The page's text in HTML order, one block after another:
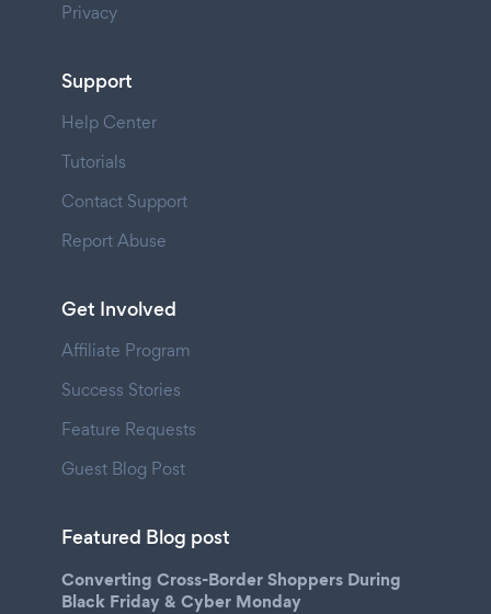
Privacy
Support
Help Center
Tutorials
Contact Support
Report Abuse
Get Involved
Affiliate Program
Success Stories
Feature Requests
Guest Blog Post
Featured Blog post
Converting Cross-Border Shoppers During
Black Friday & Cyber Monday